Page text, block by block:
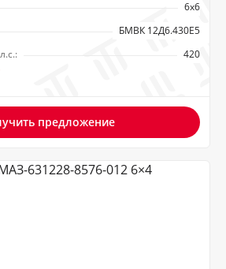
6х6
БМВК 12Д6.430Е5
420
предложение